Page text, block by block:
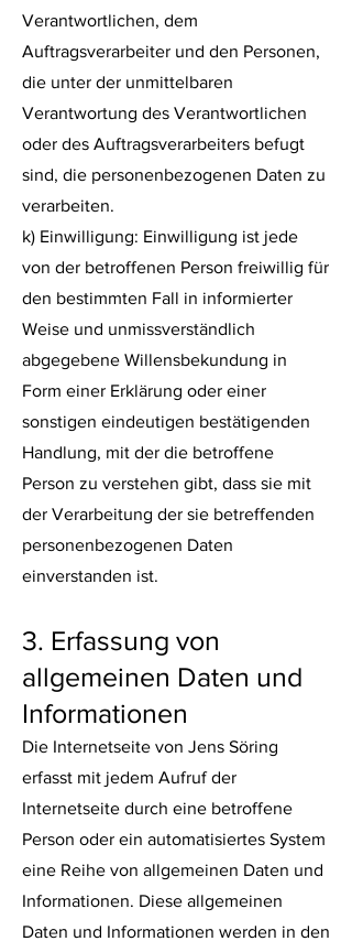
Verantwortlichen, dem
Auftragsverarbeiter und den Personen,
die unter der unmittelbaren
Verantwortung des Verantwortlichen
oder des Auftragsverarbeiters befugt
sind, die personenbezogenen Daten zu
verarbeiten.
k) Einwilligung: Einwilligung ist jede
von der betroffenen Person freiwillig für
den bestimmten Fall in informierter
Weise und unmissverständlich
abgegebene Willensbekundung in
Form einer Erklärung oder einer
sonstigen eindeutigen bestätigenden
Handlung, mit der die betroffene
Person zu verstehen gibt, dass sie mit
der Verarbeitung der sie betreffenden
personenbezogenen Daten
einverstanden ist.
3. Erfassung von
allgemeinen Daten und
Informationen
Die Internetseite von Jens Söring
erfasst mit jedem Aufruf der
Internetseite durch eine betroffene
Person oder ein automatisiertes System
eine Reihe von allgemeinen Daten und
Informationen. Diese allgemeinen
Daten und Informationen werden in den